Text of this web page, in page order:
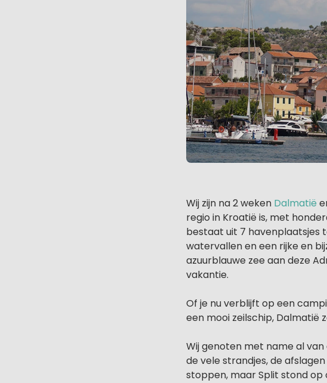
Wij zijn na 2 weken Dalmatië
regio in Kroatië is, met
bestaat uit 7 havenplaatsjes
watervallen en een rijke en
azuurblauwe zee aan deze
vakantie.
Of je nu verblijft op een
een mooi zeilschip, Dalmatië
Wij genoten met name al
de vele strandjes, de
stoppen, maar Split stond op